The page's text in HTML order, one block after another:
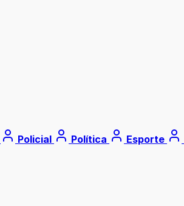
Policial Política Esporte